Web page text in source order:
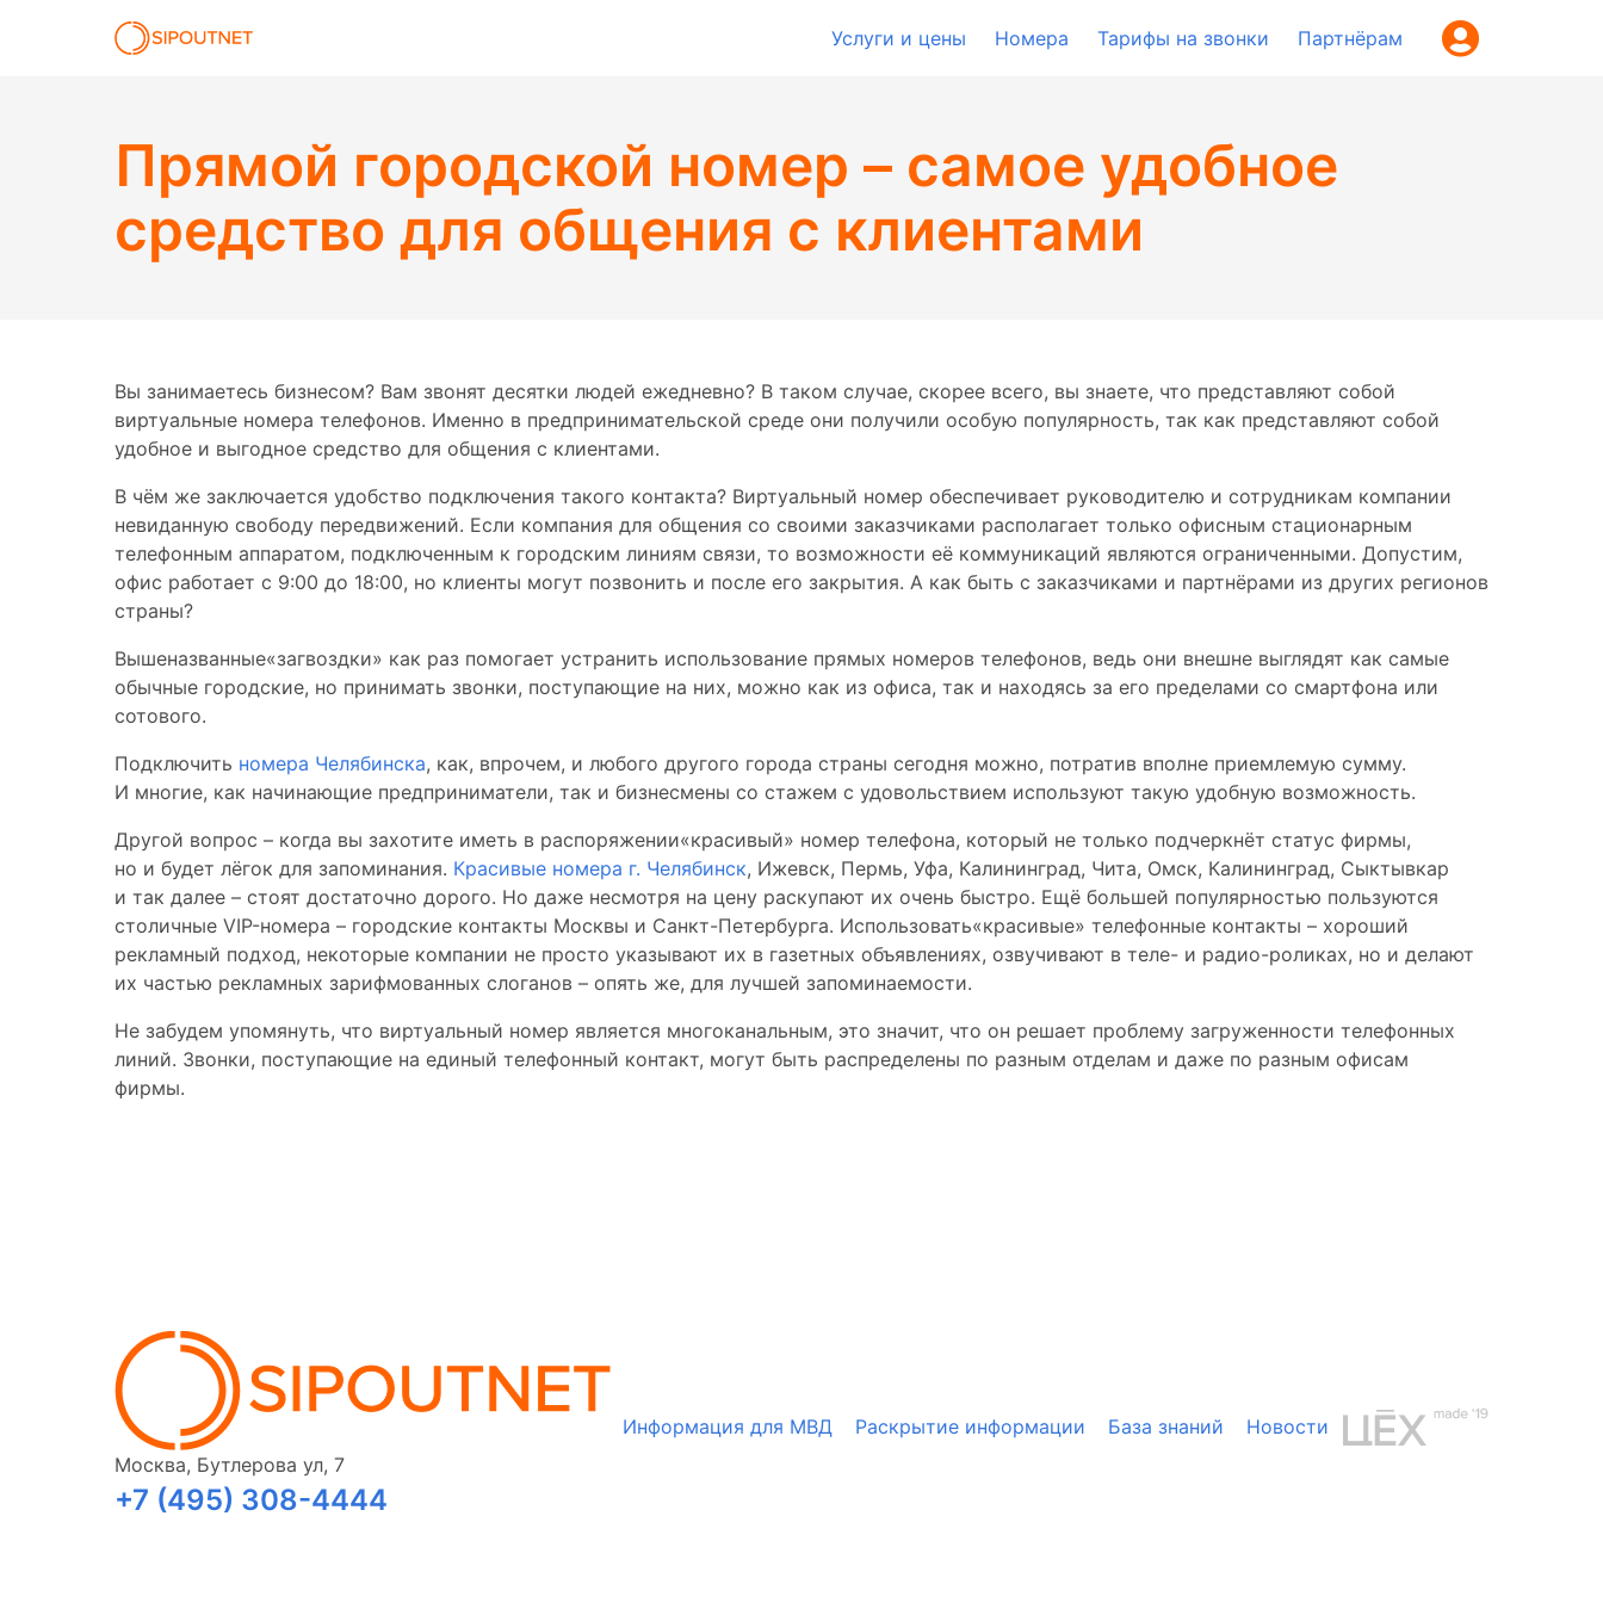
Услуги и цены Номера Тарифы на звонки Партнёрам
Прямой городской номер – самое удобное
средство для общения с клиентами
Вы занимаетесь бизнесом? Вам звонят десятки людей ежедневно? В таком случае, скорее всего, вы знаете, что представляют собой
виртуальные номера телефонов. Именно в предпринимательской среде они получили особую популярность, так как представляют собой
удобное и выгодное средство для общения с клиентами.
В чём же заключается удобство подключения такого контакта? Виртуальный номер обеспечивает руководителю и сотрудникам компании
невиданную свободу передвижений. Если компания для общения со своими заказчиками располагает только офисным стационарным
телефонным аппаратом, подключенным к городским линиям связи, то возможности её коммуникаций являются ограниченными. Допустим,
офис работает с 9:00 до 18:00, но клиенты могут позвонить и после его закрытия. А как быть с заказчиками и партнёрами из других регионов
страны?
Вышеназванные«загвоздки» как раз помогает устранить использование прямых номеров телефонов, ведь они внешне выглядят как самые
обычные городские, но принимать звонки, поступающие на них, можно как из офиса, так и находясь за его пределами со смартфона или
сотового.
Подключить номера Челябинска, как, впрочем, и любого другого города страны сегодня можно, потратив вполне приемлемую сумму.
И многие, как начинающие предприниматели, так и бизнесмены со стажем с удовольствием используют такую удобную возможность.
Другой вопрос – когда вы захотите иметь в распоряжении«красивый» номер телефона, который не только подчеркнёт статус фирмы,
но и будет лёгок для запоминания. Красивые номера г. Челябинск, Ижевск, Пермь, Уфа, Калининград, Чита, Омск, Калининград, Сыктывкар
и так далее – стоят достаточно дорого. Но даже несмотря на цену раскупают их очень быстро. Ещё большей популярностью пользуются
столичные VIP-номера – городские контакты Москвы и Санкт-Петербурга. Использовать«красивые» телефонные контакты – хороший
рекламный подход, некоторые компании не просто указывают их в газетных объявлениях, озвучивают в теле- и радио-роликах, но и делают
их частью рекламных зарифмованных слоганов – опять же, для лучшей запоминаемости.
Не забудем упомянуть, что виртуальный номер является многоканальным, это значит, что он решает проблему загруженности телефонных
линий. Звонки, поступающие на единый телефонный контакт, могут быть распределены по разным отделам и даже по разным офисам
фирмы.
Москва, Бутлерова ул, 7
+7 (495) 308-4444
Информация для МВД Раскрытие информации База знаний Новости